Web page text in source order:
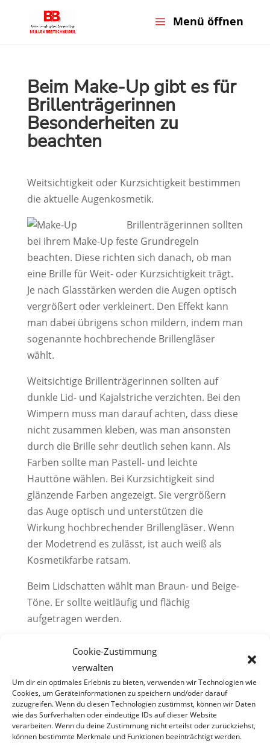
Cookie-Zustimmung
verwalten
Um dir ein optimales Erlebnis zu bieten, verwenden wir Technologien wie
Cookies, um Geräteinformationen zu speichern und/oder darauf
zuzugreifen. Wenn du diesen Technologien zustimmst, können wir Daten
wie das Surfverhalten oder eindeutige IDs auf dieser Website
verarbeiten. Wenn du deine Zustimmung nicht erteilst oder zurückziehst,
können bestimmte Merkmale und Funktionen beeinträchtigt werden.
Beim Make-Up gibt es für
Brillenträgerinnen
Besonderheiten zu
beachten
Weitsichtigkeit oder Kurzsichtigkeit bestimmen
die aktuelle Augenkosmetik.
Brillenträgerinnen sollten
bei ihrem Make-Up feste Grundregeln
beachten. Diese richten sich danach, ob man
eine Brille für Weit- oder Kurzsichtigkeit trägt.
Je nach Glasstärken werden die Augen optisch
vergrößert oder verkleinert. Den Effekt kann
man dabei übrigens schon mildern, indem man
sogenannte hochbrechende Brillengläser
wählt.
Weitsichtige Brillenträgerinnen sollten auf
dunkle Lid- und Kajalstriche verzichten. Bei den
Wimpern muss man darauf achten, dass diese
nicht zusammen kleben, was man ansonsten
durch die Brille sehr deutlich sehen kann. Als
Farben sollte man Pastell- und leichte
Hauttöne wählen. Bei Kurzsichtigkeit sind
glänzende Farben angezeigt. Sie vergrößern
das Auge optisch und unterstützen die
Wirkung hochbrechender Brillengläser. Wenn
der Modetrend es zulässt, ist auch weiß als
Kosmetikfarbe ratsam.
Beim Lidschatten wählt man Braun- und Beige-
Töne. Er sollte weitläufig und flächig
aufgetragen werden.
Bei der Auswahl des Augen-Make-Ups sollte
man sich professionell beraten lassen und
auch immer darauf hinweisen, wenn man ab
und zu oder regelmäßig eine Brille trägt.